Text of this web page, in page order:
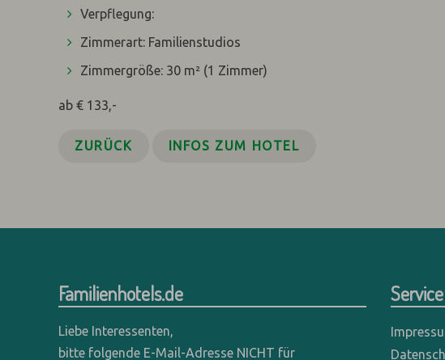
Verpflegung:
Zimmerart: Familienstudios
Zimmergröße: 30 m² (1 Zimmer)
ab € 133,-
ZURÜCK INFOS ZUM HOTEL
Familienhotels.de
Liebe Interessenten,
bitte folgende E-Mail-Adresse NICHT für
Service